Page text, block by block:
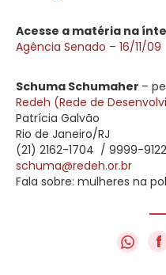
Acesse a matéria na
Agência Senado – 16/11/09
Schuma Schumaher –
Redeh (Rede de
Patrícia Galvão
Rio de Janeiro/RJ
(21) 2162-1704 / 9999-9122
schuma@redeh.or.br
Fala sobre: mulheres na
f